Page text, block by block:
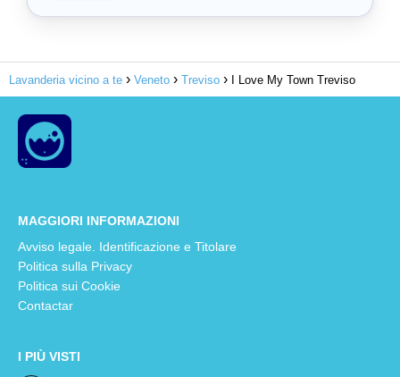
Lavanderia vicino a te Veneto Treviso I Love My Town Treviso
MAGGIORI INFORMAZIONI
Avviso legale. Identificazione e Titolare
Politica sulla Privacy
Politica sui Cookie
Contactar
I PIÙ VISTI